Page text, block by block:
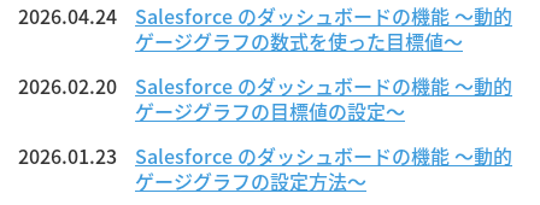
2026.04.24
Salesforce のダッシュボードの機能 〜動的
ゲージグラフの数式を使った目標値〜
2026.02.20
Salesforce のダッシュボードの機能 〜動的
ゲージグラフの目標値の設定〜
2026.01.23
Salesforce のダッシュボードの機能 〜動的
ゲージグラフの設定方法〜